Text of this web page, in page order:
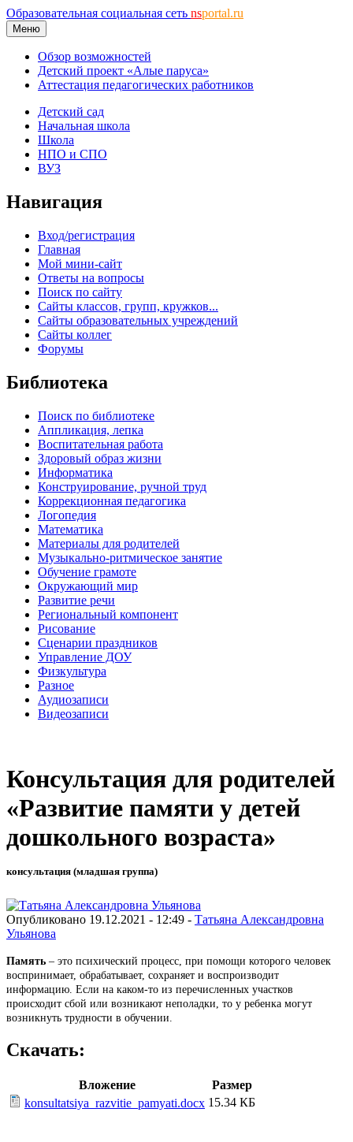
Образовательная социальная сеть nsportal.ru
Меню
Обзор возможностей
Детский проект «Алые паруса»
Аттестация педагогических работников
Детский сад
Начальная школа
Школа
НПО и СПО
ВУЗ
Навигация
Вход/регистрация
Главная
Мой мини-сайт
Ответы на вопросы
Поиск по сайту
Сайты классов, групп, кружков...
Сайты образовательных учреждений
Сайты коллег
Форумы
Библиотека
Поиск по библиотеке
Аппликация, лепка
Воспитательная работа
Здоровый образ жизни
Информатика
Конструирование, ручной труд
Коррекционная педагогика
Логопедия
Математика
Материалы для родителей
Музыкально-ритмическое занятие
Обучение грамоте
Окружающий мир
Развитие речи
Региональный компонент
Рисование
Сценарии праздников
Управление ДОУ
Физкультура
Разное
Аудиозаписи
Видеозаписи
Консультация для родителей
«Развитие памяти у детей
дошкольного возраста»
консультация (младшая группа)
Опубликовано 19.12.2021 - 12:49 - Татьяна Александровна
Ульянова
Память – это психический процесс, при помощи которого человек
воспринимает, обрабатывает, сохраняет и воспроизводит
информацию. Если на каком-то из перечисленных участков
происходит сбой или возникают неполадки, то у ребенка могут
возникнуть трудности в обучении.
Скачать:
Вложение
Размер
konsultatsiya_razvitie_pamyati.docx 15.34 КБ